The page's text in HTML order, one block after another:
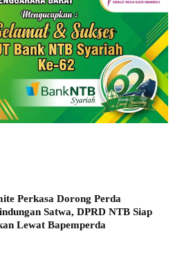
Perkasa Dorong Perda
Satwa, DPRD NTB Siap
Lewat Bapemperda